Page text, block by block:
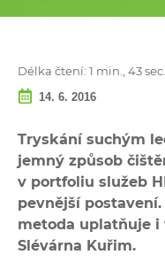
Délka čtení: 1 min., 43 sec.
14. 6. 2016
Tryskání suchým
jemný způsob
v portfoliu služeb
pevnější
metoda uplatňuje i
Slévárna Kuřim.